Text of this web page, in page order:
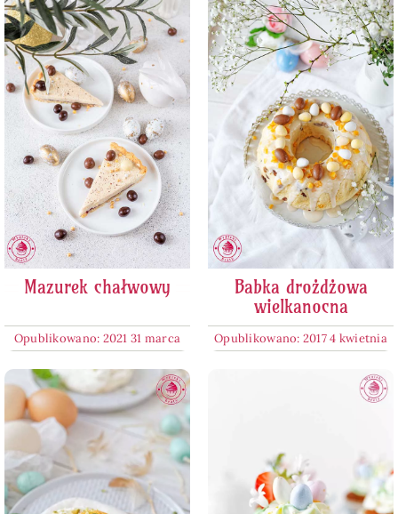
Mazurek chałwowy
Opublikowano: 2021 31 marca
Babka drożdżowa
wielkanocna
Opublikowano: 2017 4 kwietnia